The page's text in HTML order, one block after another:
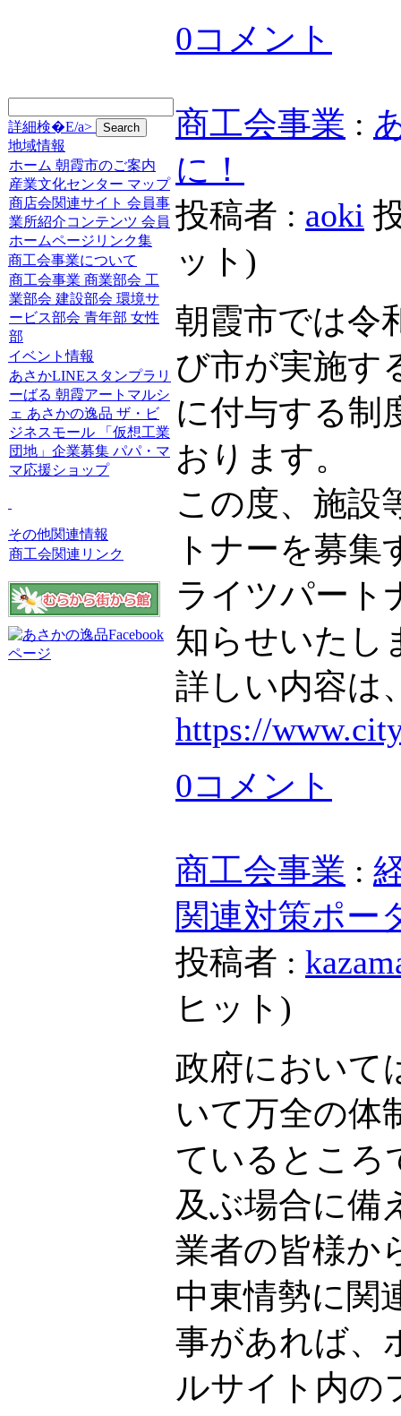
詳細検�E/a>
地域情報
ホーム 朝霞市のご案内
産業文化センター マップ
商店会関連サイト 会員事
業所紹介コンテンツ 会員
ホームページリンク集
商工会事業について
商工会事業 商業部会 工
業部会 建設部会 環境サ
ービス部会 青年部 女性
部
イベント情報
あさかLINEスタンプラリ
ーばる 朝霞アートマルシ
ェ あさかの逸品 ザ・ビ
ジネスモール
「仮想工業
団地」企業募集 パパ・マ
マ応援ショップ
その他関連情報
商工会関連リンク
0コメント
商工会事業 :
に！
投稿者 : aoki
ット )
朝霞市では令
び市が実施す
に付与する制
おります。
この度、施設
トナーを募
ライツパート
知らせいたし
詳しい内容は
https://
0コメント
商工会事業 :
関連対策ポー
投稿者 :
ヒット )
政府において
いて万全の体
ているところ
及ぶ場合に備
業者の皆様か
中東情勢に関
事があれば、
ルサイト内の